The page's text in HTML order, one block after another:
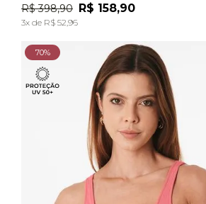
ADICIONAR À SACOLA
R$ 398,90 R$ 158,90
3x de R$ 52,96
70%